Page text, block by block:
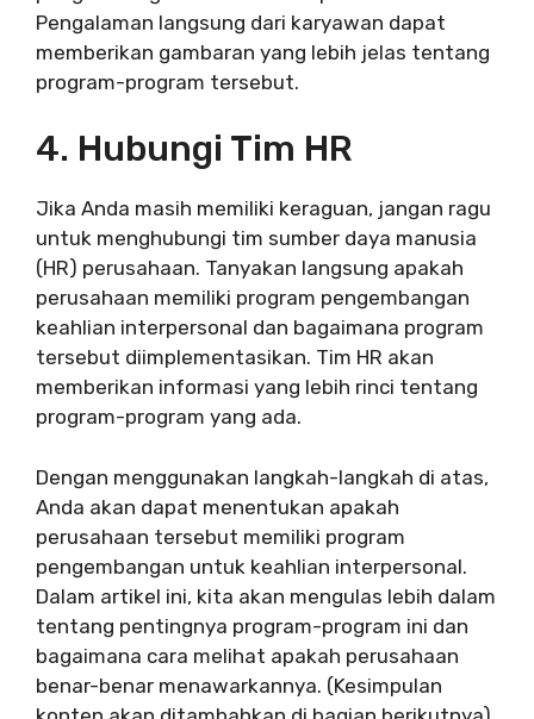
Pengalaman langsung dari karyawan dapat
memberikan gambaran yang lebih jelas tentang
program-program tersebut.
4. Hubungi Tim HR
Jika Anda masih memiliki keraguan, jangan ragu
untuk menghubungi tim sumber daya manusia
(HR) perusahaan. Tanyakan langsung apakah
perusahaan memiliki program pengembangan
keahlian interpersonal dan bagaimana program
tersebut diimplementasikan. Tim HR akan
memberikan informasi yang lebih rinci tentang
program-program yang ada.
Dengan menggunakan langkah-langkah di atas,
Anda akan dapat menentukan apakah
perusahaan tersebut memiliki program
pengembangan untuk keahlian interpersonal.
Dalam artikel ini, kita akan mengulas lebih dalam
tentang pentingnya program-program ini dan
bagaimana cara melihat apakah perusahaan
benar-benar menawarkannya. (Kesimpulan